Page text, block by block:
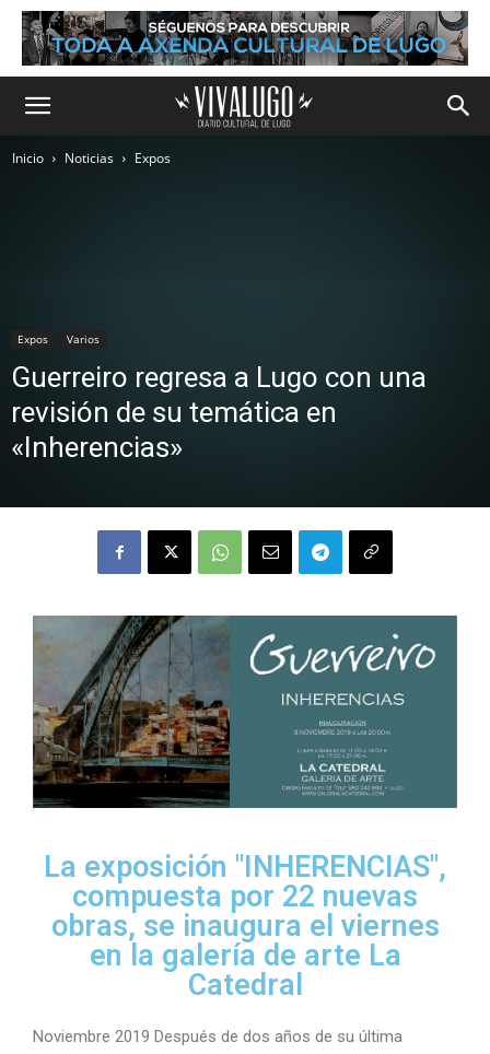
Inicio Noticias Expos
Expos Varios
Guerreiro regresa a Lugo con una
revisión de su temática en
«Inherencias»
La exposición "INHERENCIAS",
compuesta por 22 nuevas
obras, se inaugura el viernes
en la galería de arte La
Catedral
Noviembre 2019 Después de dos años de su última